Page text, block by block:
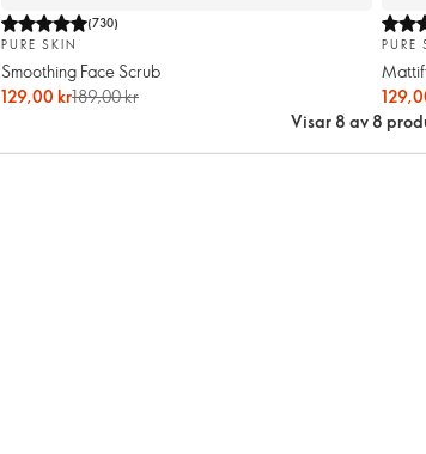
(730)
PURE SKIN
Smoothing Face Scrub
129,00 kr189,00 kr
PURE
Visar 8 av 8